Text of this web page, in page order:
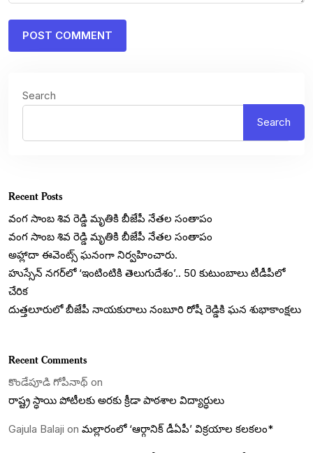
Search
Search
Recent Posts
వంగ సాంబ శివ రెడ్డి మృతికి బీజేపీ నేతల సంతాపం
వంగ సాంబ శివ రెడ్డి మృతికి బీజేపీ నేతల సంతాపం
అహ్లాదా ఈవెంట్స్ ఘనంగా నిర్వహించారు.
హుస్సేన్ నగర్‌లో ‘ఇంటింటికి తెలుగుదేశం’.. 50 కుటుంబాలు టీడీపీలో
చేరిక
దుత్తలూరులో బీజేపీ నాయకురాలు నంబూరి రోషీ రెడ్డికి ఘన శుభాకాంక్షలు
Recent Comments
కొండేపూడి గోపీనాథ్ on
రాష్ట్ర స్ధాయి పోటీలకు అరకు క్రీడా పాఠశాల విద్యార్ధులు
Gajula Balaji on మల్లారంలో ‘ఆర్గానిక్ డీఏపీ’ విక్రయాల కలకలం*